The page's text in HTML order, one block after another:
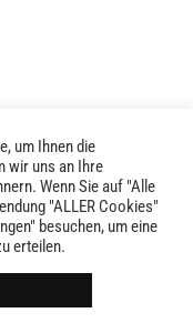
um Ihnen die
wir uns an Ihre
Wenn Sie auf "Alle
"ALLER Cookies"
besuchen, um eine
erteilen.